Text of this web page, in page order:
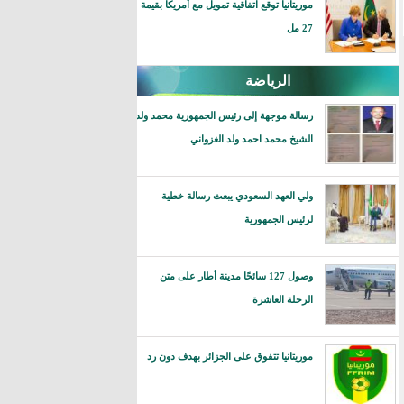
موريتانيا توقع اتفاقية تمويل مع أمريكا بقيمة
27 مل
الرياضة
رسالة موجهة إلى رئيس الجمهورية محمد ولد
الشيخ محمد احمد ولد الغزواني
ولي العهد السعودي يبعث رسالة خطية
لرئيس الجمهورية
وصول 127 سائحًا مدينة أطار على متن
الرحلة العاشرة
موريتانيا تتفوق على الجزائر بهدف دون رد